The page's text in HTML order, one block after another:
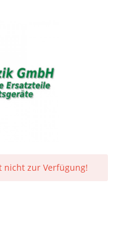
nicht zur Verfügung!